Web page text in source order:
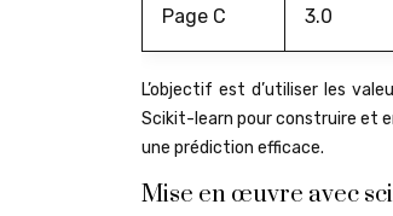
Page C 3.0
L’objectif est d’utiliser les
Scikit-learn pour construire et
une prédiction efficace.
Mise en œuvre avec